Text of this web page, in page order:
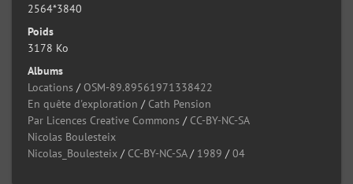
2564*3840
Poids
3178 Ko
Albums
Locations / OSM-89.89561971338422
En quête d'exploration / Cath Pension
Par Licences Creative Commons / CC-BY-NC-SA
Nicolas Boulesteix
Nicolas_Boulesteix / CC-BY-NC-SA/ 1989 /04